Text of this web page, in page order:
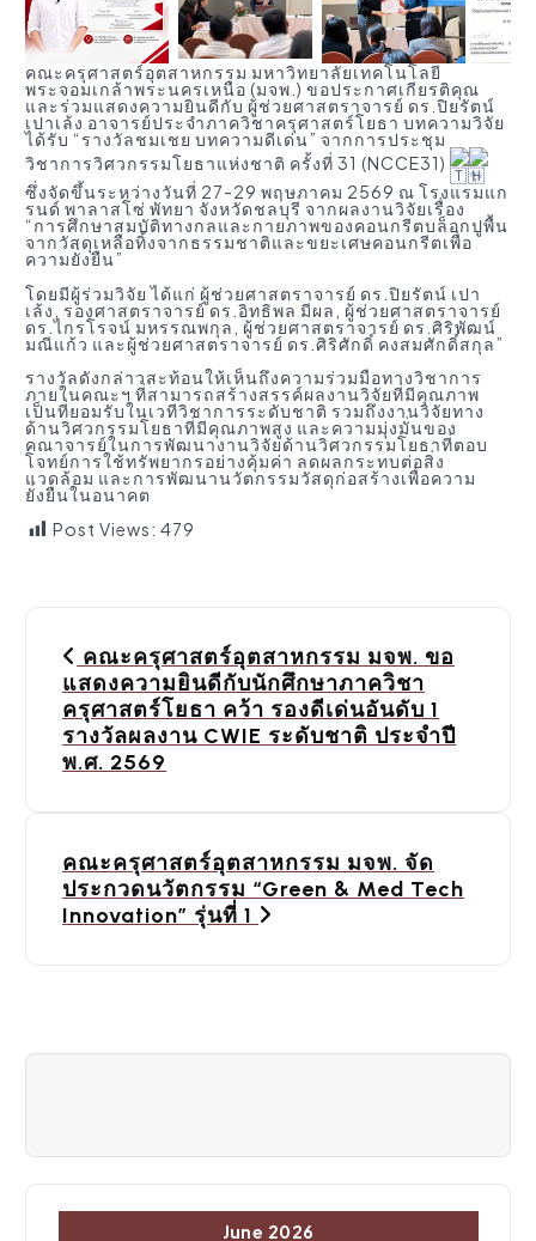
คณะครุศาสตร์อุตสาหกรรม มหาวิทยาลัยเทคโนโลยี
พระจอมเกล้าพระนครเหนือ (มจพ.) ขอประกาศเกียรติคุณ
และร่วมแสดงความยินดีกับ ผู้ช่วยศาสตราจารย์ ดร.ปิยรัตน์
เปาเล้ง อาจารย์ประจำภาควิชาครุศาสตร์โยธา บทความวิจัย
ได้รับ “รางวัลชมเชย บทความดีเด่น” จากการประชุม
วิชาการวิศวกรรมโยธาแห่งชาติ ครั้งที่ 31 (NCCE31)
ซึ่งจัดขึ้นระหว่างวันที่ 27-29 พฤษภาคม 2569 ณ โรงแรมแก
รนด์ พาลาสโซ่ พัทยา จังหวัดชลบุรี จากผลงานวิจัยเรื่อง
“การศึกษาสมบัติทางกลและกายภาพของคอนกรีตบล็อกปูพื้น
จากวัสดุเหลือทิ้งจากธรรมชาติและขยะเศษคอนกรีตเพื่อ
ความยั่งยืน”
โดยมีผู้ร่วมวิจัย ได้แก่ ผู้ช่วยศาสตราจารย์ ดร.ปิยรัตน์ เปา
เล้ง, รองศาสตราจารย์ ดร.อิทธิพล มีผล, ผู้ช่วยศาสตราจารย์
ดร.ไกรโรจน์ มหรรณพกุล, ผู้ช่วยศาสตราจารย์ ดร.ศิริพัฒน์
มณีแก้ว และผู้ช่วยศาสตราจารย์ ดร.ศิริศักดิ์ คงสมศักดิ์สกุล”
รางวัลดังกล่าวสะท้อนให้เห็นถึงความร่วมมือทางวิชาการ
ภายในคณะฯ ที่สามารถสร้างสรรค์ผลงานวิจัยที่มีคุณภาพ
เป็นที่ยอมรับในเวทีวิชาการระดับชาติ รวมถึงงานวิจัยทาง
ด้านวิศวกรรมโยธาที่มีคุณภาพสูง และความมุ่งมั่นของ
คณาจารย์ในการพัฒนางานวิจัยด้านวิศวกรรมโยธาที่ตอบ
โจทย์การใช้ทรัพยากรอย่างคุ้มค่า ลดผลกระทบต่อสิ่ง
แวดล้อม และการพัฒนานวัตกรรมวัสดุก่อสร้างเพื่อความ
ยั่งยืนในอนาคต
Post Views: 479
a
i
คณะครุศาสตร์อุตสาหกรรม มจพ. ขอ
แสดงความยินดีกับนักศึกษาภาควิชา
ครุศาสตร์โยธา คว้า รองดีเด่นอันดับ 1
รางวัลผลงาน CWIE ระดับชาติ ประจำปี
พ.ศ. 2569
คณะครุศาสตร์อุตสาหกรรม มจพ. จัด
ประกวดนวัตกรรม “Green & Med Tech
Innovation” รุ่นที่ 1
June 2026